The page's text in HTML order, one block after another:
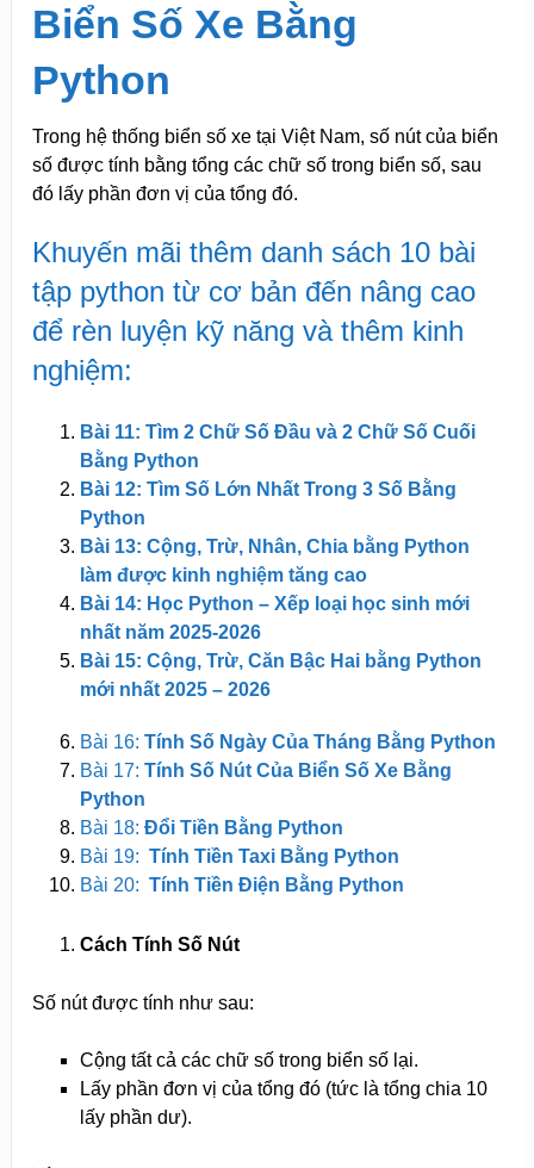
Biển Số Xe Bằng
Python
Trong hệ thống biển số xe tại Việt Nam, số nút của biển
số được tính bằng tổng các chữ số trong biển số, sau
đó lấy phần đơn vị của tổng đó.
Khuyến mãi thêm danh sách 10 bài
tập python từ cơ bản đến nâng cao
để rèn luyện kỹ năng và thêm kinh
nghiệm:
Bài 11: Tìm 2 Chữ Số Đầu và 2 Chữ Số Cuối
Bằng Python
Bài 12: Tìm Số Lớn Nhất Trong 3 Số Bằng
Python
Bài 13: Cộng, Trừ, Nhân, Chia bằng Python
làm được kinh nghiệm tăng cao
Bài 14: Học Python – Xếp loại học sinh mới
nhất năm 2025-2026
Bài 15: Cộng, Trừ, Căn Bậc Hai bằng Python
mới nhất 2025 – 2026
Bài 16: Tính Số Ngày Của Tháng Bằng Python
Bài 17: Tính Số Nút Của Biển Số Xe Bằng
Python
Bài 18: Đổi Tiền Bằng Python
Bài 19: Tính Tiền Taxi Bằng Python
Bài 20: Tính Tiền Điện Bằng Python
Cách Tính Số Nút
Số nút được tính như sau:
Cộng tất cả các chữ số trong biển số lại.
Lấy phần đơn vị của tổng đó (tức là tổng chia 10
lấy phần dư).